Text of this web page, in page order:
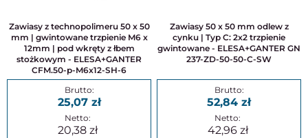
Zawiasy z technopolimeru 50 x 50
mm | gwintowane trzpienie M6 x
12mm | pod wkręty z łbem
stożkowym - ELESA+GANTER
CFM.50-p-M6x12-SH-6
25,07
20,38
Zawiasy 50 x 50 mm odlew z
cynku | Typ C: 2x2 trzpienie
gwintowane - ELESA+GANTER GN
237-ZD-50-50-C-SW
52,84
42,96